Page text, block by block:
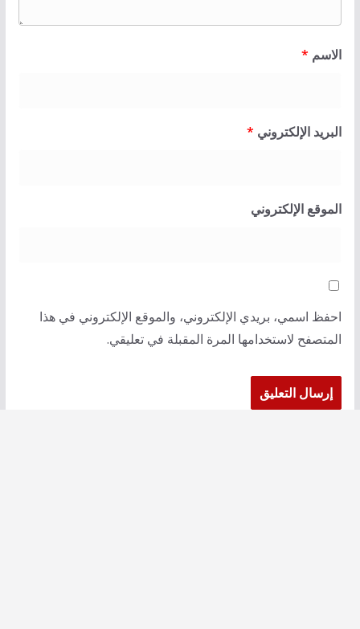
الاسم *
البريد الإلكتروني *
الموقع الإلكتروني
احفظ اسمي، بريدي الإلكتروني، والموقع الإلكتروني في هذا
المتصفح لاستخدامها المرة المقبلة في تعليقي.